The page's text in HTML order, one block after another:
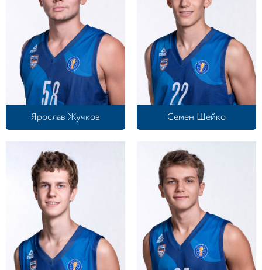
Ярослав Жучков Семен Шейко